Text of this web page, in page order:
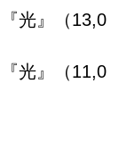
光』（13,0
光』（11,0